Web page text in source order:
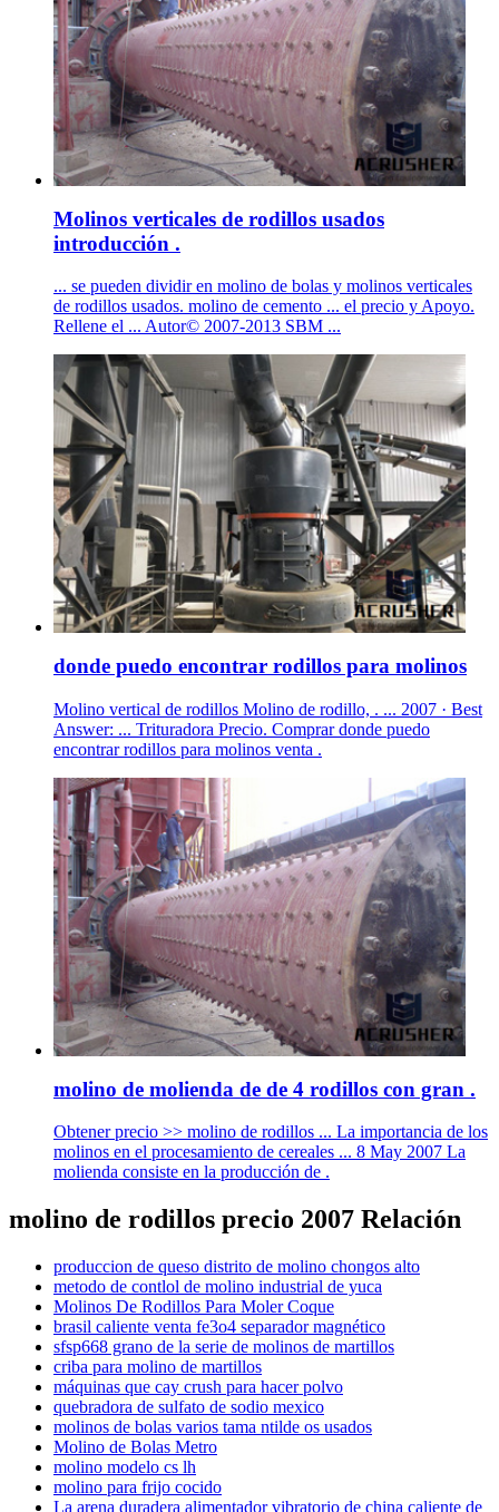
Molinos verticales de rodillos usados
introducción .
... se pueden dividir en molino de bolas y molinos verticales
de rodillos usados. molino de cemento ... el precio y Apoyo.
Rellene el ... Autor© 2007-2013 SBM ...
donde puedo encontrar rodillos para molinos
Molino vertical de rodillos Molino de rodillo, . ... 2007 · Best
Answer: ... Trituradora Precio. Comprar donde puedo
encontrar rodillos para molinos venta .
molino de molienda de de 4 rodillos con gran .
Obtener precio >> molino de rodillos ... La importancia de los
molinos en el procesamiento de cereales ... 8 May 2007 La
molienda consiste en la producción de .
molino de rodillos precio 2007 Relación
produccion de queso distrito de molino chongos alto
metodo de contlol de molino industrial de yuca
Molinos De Rodillos Para Moler Coque
brasil caliente venta fe3o4 separador magnético
sfsp668 grano de la serie de molinos de martillos
criba para molino de martillos
máquinas que cay crush para hacer polvo
quebradora de sulfato de sodio mexico
molinos de bolas varios tama ntilde os usados
Molino de Bolas Metro
molino modelo cs lh
molino para frijo cocido
La arena duradera alimentador vibratorio de china caliente de